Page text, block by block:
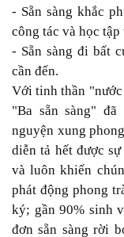
- Sẵn sàng khắc
công tác và học
- Sẵn sàng đi bất
cần đến.
Với tinh thần
"Ba sẵn sàng"
nguyện xung
diễn tả hết được
và luôn khiến
phát động phong
ký; gần 90% sinh
đơn sẵn sàng rời